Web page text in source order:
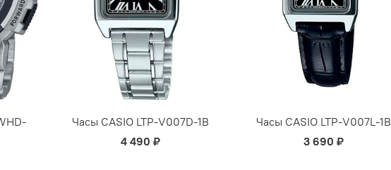
Часы CASIO LTP-V007D-1B
4 490 ₽
Часы CASIO LTP-V007L-1B
3 690 ₽